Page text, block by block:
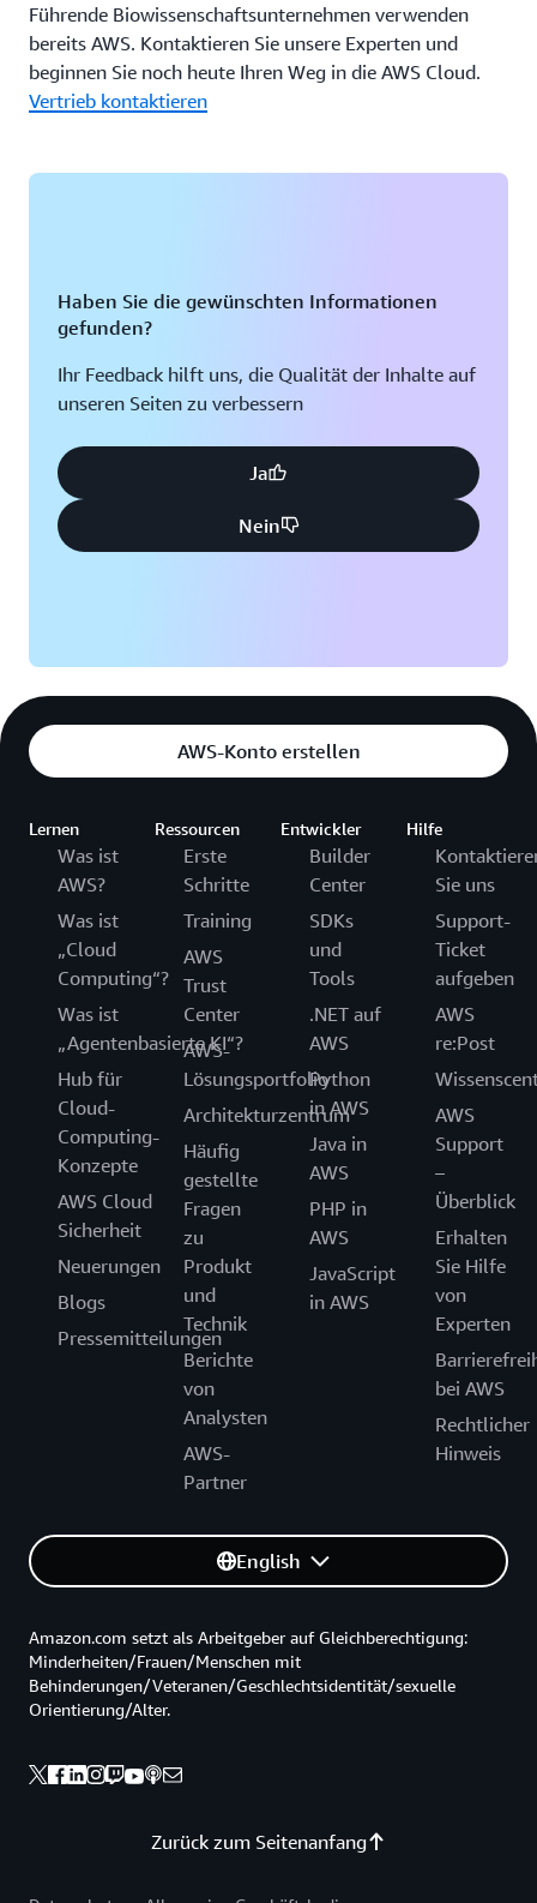
Führende Biowissenschaftsunternehmen verwenden
bereits AWS. Kontaktieren Sie unsere Experten und
beginnen Sie noch heute Ihren Weg in die AWS Cloud.
Vertrieb kontaktieren
Haben Sie die gewünschten Informationen
gefunden?
Ihr Feedback hilft uns, die Qualität der Inhalte auf
unseren Seiten zu verbessern
Ja
Nein
AWS-Konto erstellen
Lernen
Was ist
AWS?
Was ist
„Cloud
Computing“?
Was ist
„Agentenbasierte KI“?
Hub für
Cloud-
Computing-
Konzepte
AWS Cloud
Sicherheit
Neuerungen
Blogs
Pressemitteilungen
Ressourcen
Erste
Schritte
Training
AWS
Trust
Center
AWS-
Lösungsportfolio
Architekturzentrum
Häufig
gestellte
Fragen
zu
Produkt
und
Technik
Berichte
von
Analysten
AWS-
Partner
Entwickler
Builder
Center
SDKs
und
Tools
.NET auf
AWS
Python
in AWS
Java in
AWS
PHP in
AWS
JavaScript
in AWS
Hilfe
Sie uns
Support-
Ticket
aufgeben
AWS
re:Post
AWS
Support
–
Überblick
Erhalten
Sie Hilfe
von
Experten
bei AWS
Rechtlicher
Hinweis
English
Zurück zum Seitenanfang
Amazon.com setzt als Arbeitgeber auf Gleichberechtigung:
Minderheiten/Frauen/Menschen mit
Behinderungen/Veteranen/Geschlechtsidentität/sexuelle
Orientierung/Alter.